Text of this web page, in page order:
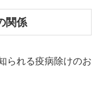
関係
られる疫病除けのお